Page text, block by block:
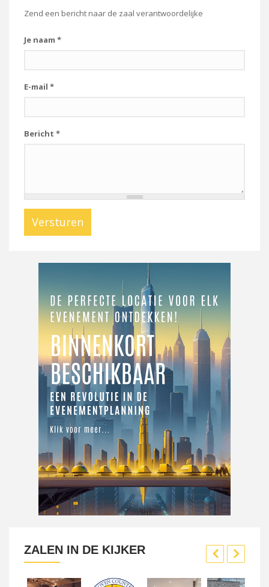
Zend een bericht naar de zaal verantwoordelijke
Je naam *
E-mail *
Bericht *
Versturen
ZALEN IN DE KIJKER